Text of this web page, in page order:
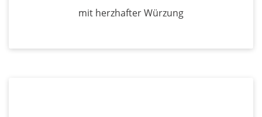
mit herzhafter Würzung